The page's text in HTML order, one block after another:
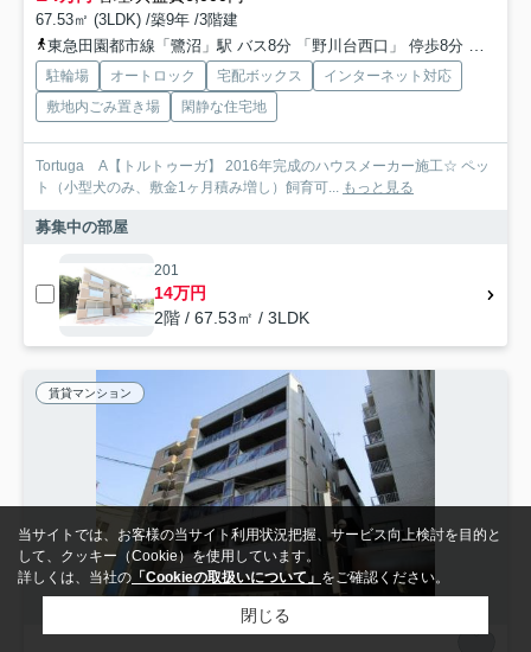
67.53㎡ (3LDK) /築9年 /3階建
東急田園都市線「鷺沼」駅 バス8分 「野川台西口」 停歩8分
駐輪場 オートロック 宅配ボックス
インターネット対応
敷地内ごみ置き場
閑静な住宅地
Tortuga A【トルトゥーガ】 2016年完成のハウスメーカー施工☆ ペッ
ト（小型犬のみ、敷金1ヶ月積み増し）飼育可...
もっと見る
募集中の部屋
201
14万円
2階 / 67.53㎡ / 3LDK
賃貸マンション
当サイトでは、お客様の当サイト利用状況把握、サービス向上検討を目的と
して、クッキー（Cookie）を使用しています。
詳しくは、当社の 「Cookieの取扱いについて」 をご確認ください。
閉じる